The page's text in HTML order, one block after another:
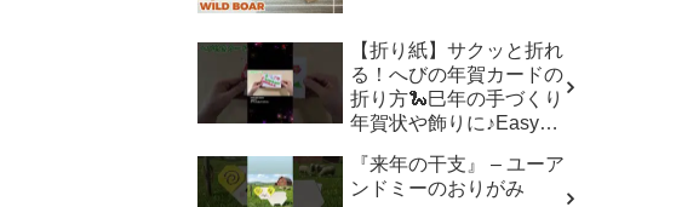
【折り紙】サクッと折れ
る！へびの年賀カードの
折り方🐍巳年の手づくり
年賀状や飾りに♪Easy
蛇 | 종이접기 뱀#折り紙#
蛇#へび#巳年#年賀状#
『来年の干支』 – ユーア
ンドミーのおりがみ